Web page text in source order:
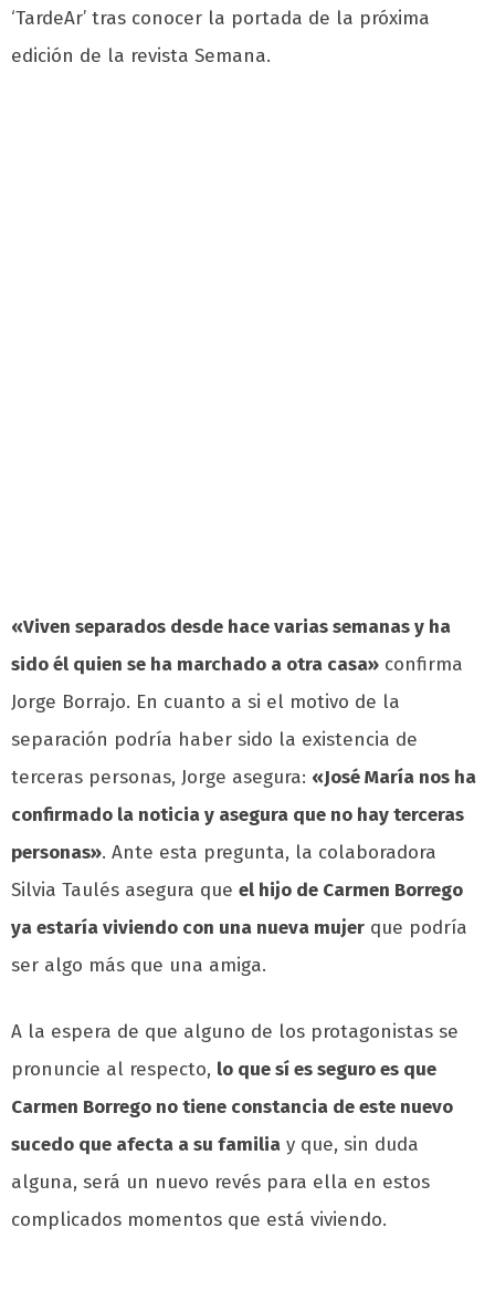
‘TardeAr’ tras conocer la portada de la próxima
edición de la revista Semana.
«Viven separados desde hace varias semanas y ha
sido él quien se ha marchado a otra casa» confirma
Jorge Borrajo. En cuanto a si el motivo de la
separación podría haber sido la existencia de
terceras personas, Jorge asegura: «José María nos ha
confirmado la noticia y asegura que no hay terceras
personas». Ante esta pregunta, la colaboradora
Silvia Taulés asegura que el hijo de Carmen Borrego
ya estaría viviendo con una nueva mujer que podría
ser algo más que una amiga.
A la espera de que alguno de los protagonistas se
pronuncie al respecto, lo que sí es seguro es que
Carmen Borrego no tiene constancia de este nuevo
sucedo que afecta a su familia y que, sin duda
alguna, será un nuevo revés para ella en estos
complicados momentos que está viviendo.